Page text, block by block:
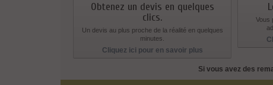
Obtenez un devis en quelques
clics.
Un devis au plus proche de la réalité en quelques
minutes.
Cliquez ici pour en savoir plus
Vous
Si vous avez des